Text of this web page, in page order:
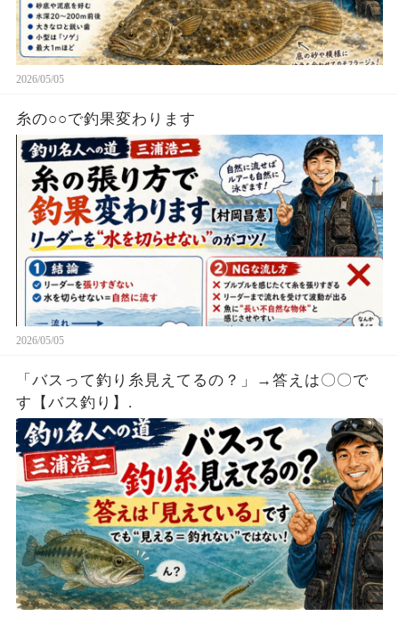
2026/05/05
糸の○○で釣果変わります
2026/05/05
「バスって釣り糸見えてるの？」→答えは〇〇で
す【バス釣り】.